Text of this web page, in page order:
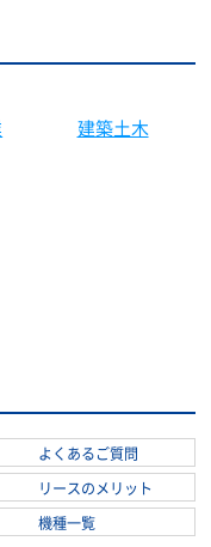
建築土木
よくあるご質問